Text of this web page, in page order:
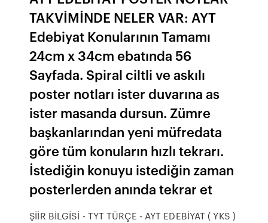
TAKVİMİNDE NELER VAR: AYT
Edebiyat Konularının Tamamı
24cm x 34cm ebatında 56
Sayfada. Spiral ciltli ve askılı
poster notları ister duvarına as
ister masanda dursun. Zümre
başkanlarından yeni müfredata
göre tüm konuların hızlı tekrarı.
İstediğin konuyu istediğin zaman
posterlerden anında tekrar et
ŞİİR BİLGİSİ - TYT TÜRÇE - AYT EDEBİYAT ( YKS )